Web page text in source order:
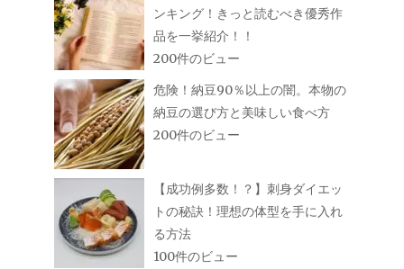
ンキング！きっと読むべき優秀作
品を一挙紹介！！
200件のビュー
危険！納豆90％以上の闇。本物の
納豆の選び方と美味しい食べ方
200件のビュー
【成功例多数！？】刺身ダイエッ
トの秘訣！理想の体型を手に入れ
る方法
100件のビュー